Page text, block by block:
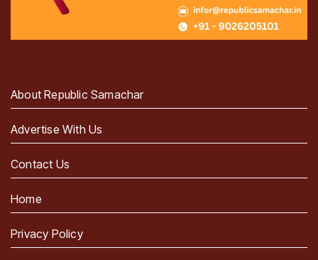
About Republic Samachar
Advertise With Us
Contact Us
Home
Privacy Policy